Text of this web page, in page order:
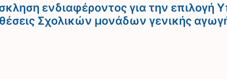
ενδιαφέροντος για την επιλογή
Σχολικών μονάδων γενικής